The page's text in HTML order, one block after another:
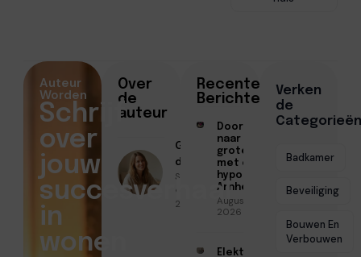
Over
de
auteur
Geschreven
door
Sofia Mendes
● Januari 27,
2026
Recente
Berichten
Doorstromen
naar een
groter huis
met een
hypotheek in
Arnhem
Augustus 7,
2026
Elektricien
Verken
de
Categorieën
Badkamer
Beveiliging
Bouwen En
Verbouwen
Auteur
Worden
Schrijf
over
jouw
succesverhaal
in
wonen